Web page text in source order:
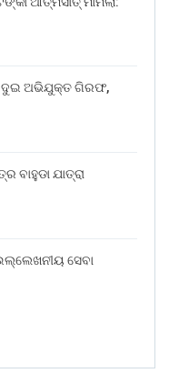
ଦୁଇ ଅଭିଯୁକ୍ତ ଗିରଫ,
ବାହୁଡା ଯାତ୍ରା
ସେବା